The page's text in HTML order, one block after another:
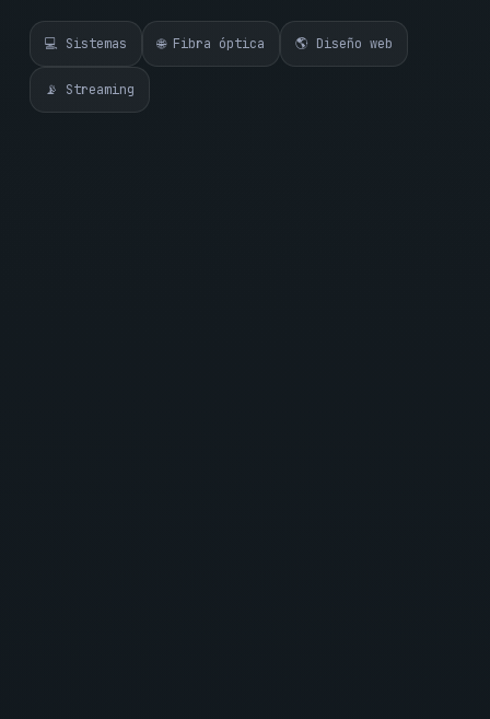
💻 Sistemas 🌐 Fibra óptica 🌎 Diseño web
📡 Streaming